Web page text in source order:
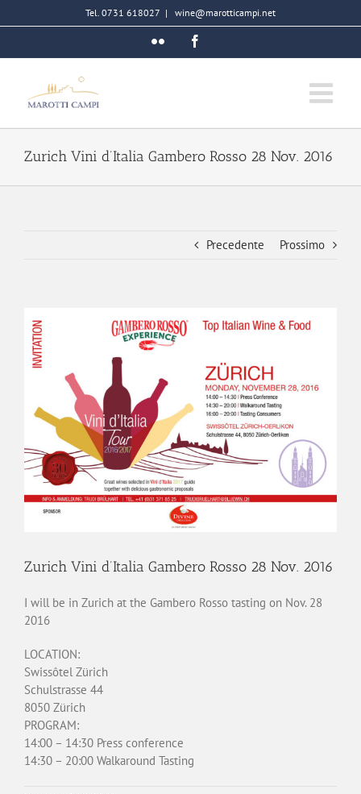
al
Tel. 0731 618027 | wine@marotticampi.net
Flickr
Zurich Vini d’Italia Gambero Rosso 28 Nov. 2016
Precedente Prossimo
immagine
Zurich Vini d’Italia Gambero Rosso 28 Nov. 2016
I will be in Zurich at the Gambero Rosso tasting on Nov. 28
2016
LOCATION:
Swissôtel Zürich
Schulstrasse 44
8050 Zürich
PROGRAM:
14:00 – 14:30 Press conference
14:30 – 20:00 Walkaround Tasting